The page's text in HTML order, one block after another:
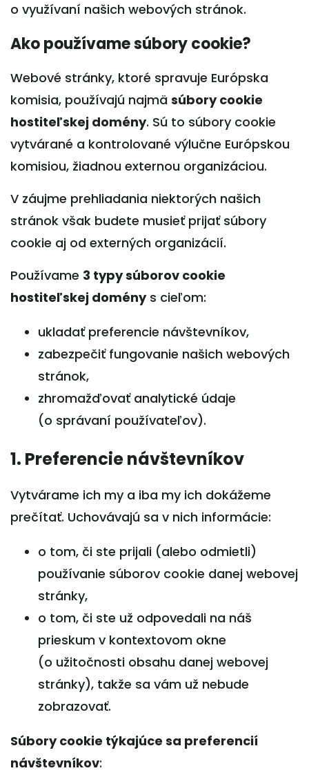
o využívaní našich webových stránok.
Ako používame súbory cookie?
Webové stránky, ktoré spravuje Európska
komisia, používajú najmä súbory cookie
hostiteľskej domény. Sú to súbory cookie
vytvárané a kontrolované výlučne Európskou
komisiou, žiadnou externou organizáciou.
V záujme prehliadania niektorých našich
stránok však budete musieť prijať súbory
cookie aj od externých organizácií.
Používame 3 typy súborov cookie
hostiteľskej doménys cieľom:
ukladať preferencie návštevníkov,
zabezpečiť fungovanie našich webových
stránok,
zhromažďovať analytické údaje
(o správaní používateľov).
1. Preferencie návštevníkov
Vytvárame ich my a iba my ich dokážeme
prečítať. Uchovávajú sa v nich informácie:
o tom, či ste prijali (alebo odmietli)
používanie súborov cookie danej webovej
stránky,
o tom, či ste už odpovedali na náš
prieskum v kontextovom okne
(o užitočnosti obsahu danej webovej
stránky), takže sa vám už nebude
zobrazovať.
Súbory cookie týkajúce sa preferencií
návštevníkov: